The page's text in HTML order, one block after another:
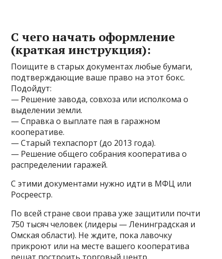
С чего начать оформление
(краткая инструкция):
Поищите в старых документах любые бумаги,
подтверждающие ваше право на этот бокс.
Подойдут:
— Решение завода, совхоза или исполкома о
выделении земли.
— Справка о выплате пая в гаражном
кооперативе.
— Старый техпаспорт (до 2013 года).
— Решение общего собрания кооператива о
распределении гаражей.
С этими документами нужно идти в МФЦ или
Росреестр.
По всей стране свои права уже защитили почти
750 тысяч человек (лидеры — Ленинградская и
Омская области). Не ждите, пока лавочку
прикроют или на месте вашего кооператива